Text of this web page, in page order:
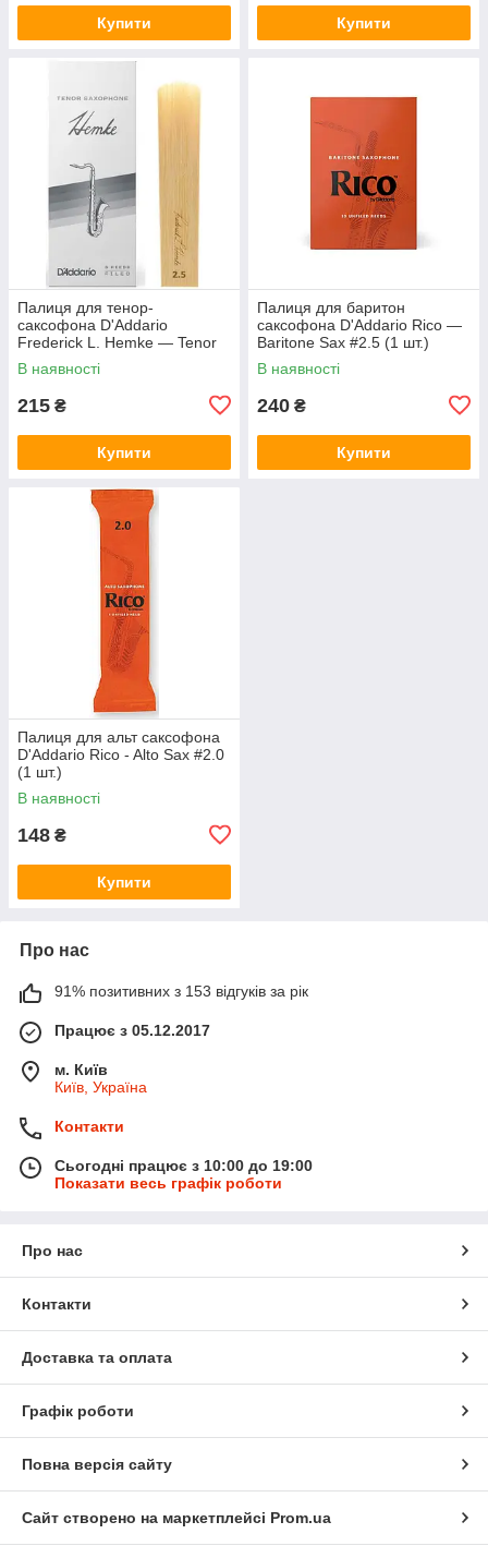
Купити Купити
Палиця для тенор-
саксофона D'Addario
Frederick L. Hemke — Tenor
Sax #2.5 (1 шт.)
В наявності
215 ₴
Купити
Палиця для баритон
саксофона D'Addario Rico —
Baritone Sax #2.5 (1 шт.)
В наявності
240 ₴
Купити
Палиця для альт саксофона
D'Addario Rico - Alto Sax #2.0
(1 шт.)
В наявності
148 ₴
Купити
Про нас
91% позитивних з 153 відгуків за рік
Працює з 05.12.2017
м. Київ
Київ, Україна
Контакти
Сьогодні працює з 10:00 до 19:00
Показати весь графік роботи
Про нас
Контакти
Доставка та оплата
Графік роботи
Повна версія сайту
Сайт створено на маркетплейсі Prom.ua